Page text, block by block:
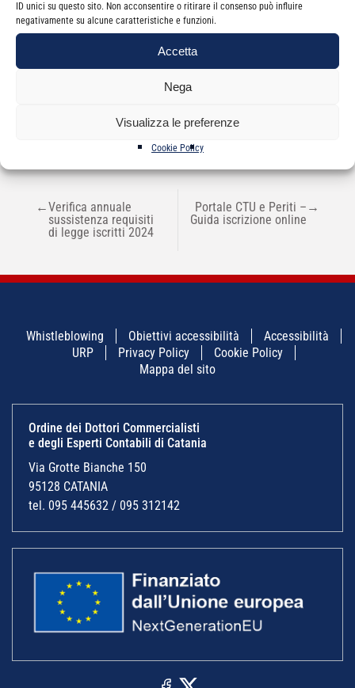
ID unici su questo sito. Non acconsentire o ritirare il consenso può influire
negativamente su alcune caratteristiche e funzioni.
Accetta
Nega
Visualizza le preferenze
Cookie Policy
Categorie
NAVIGAZIONE
ARTICOLI
←Verifica annuale
sussistenza requisiti
di legge iscritti 2024
Portale CTU e Periti –
Guida iscrizione online
→
Whistleblowing Obiettivi accessibilità
Accessibilità
URP
Privacy Policy
Cookie Policy
Mappa del sito
Ordine dei Dottori Commercialisti
e degli Esperti Contabili di Catania
Via Grotte Bianche 150
95128 CATANIA
tel. 095 445632 / 095 312142